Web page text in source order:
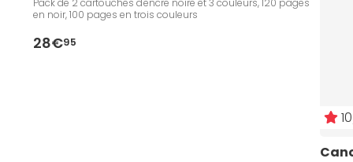
Pack de 2 cartouches d'encre noire et 3 couleurs, 120 pages
en noir, 100 pages en trois couleurs
28€95